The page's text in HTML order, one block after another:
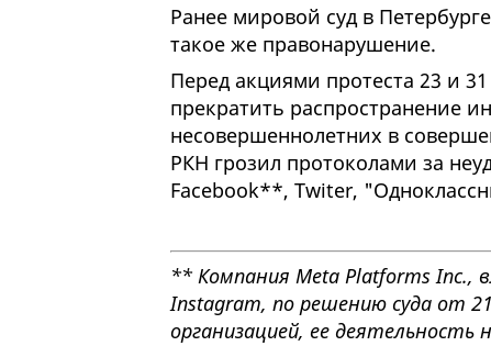
Ранее мировой суд в Петербурге
такое же правонарушение.
Перед акциями протеста 23 и
прекратить распространение
несовершеннолетних в
РКН грозил протоколами за
Facebook**, Twiter,
** Компания Meta Platforms Inc.,
Instagram, по решению суда от
организацией, ее деятельность